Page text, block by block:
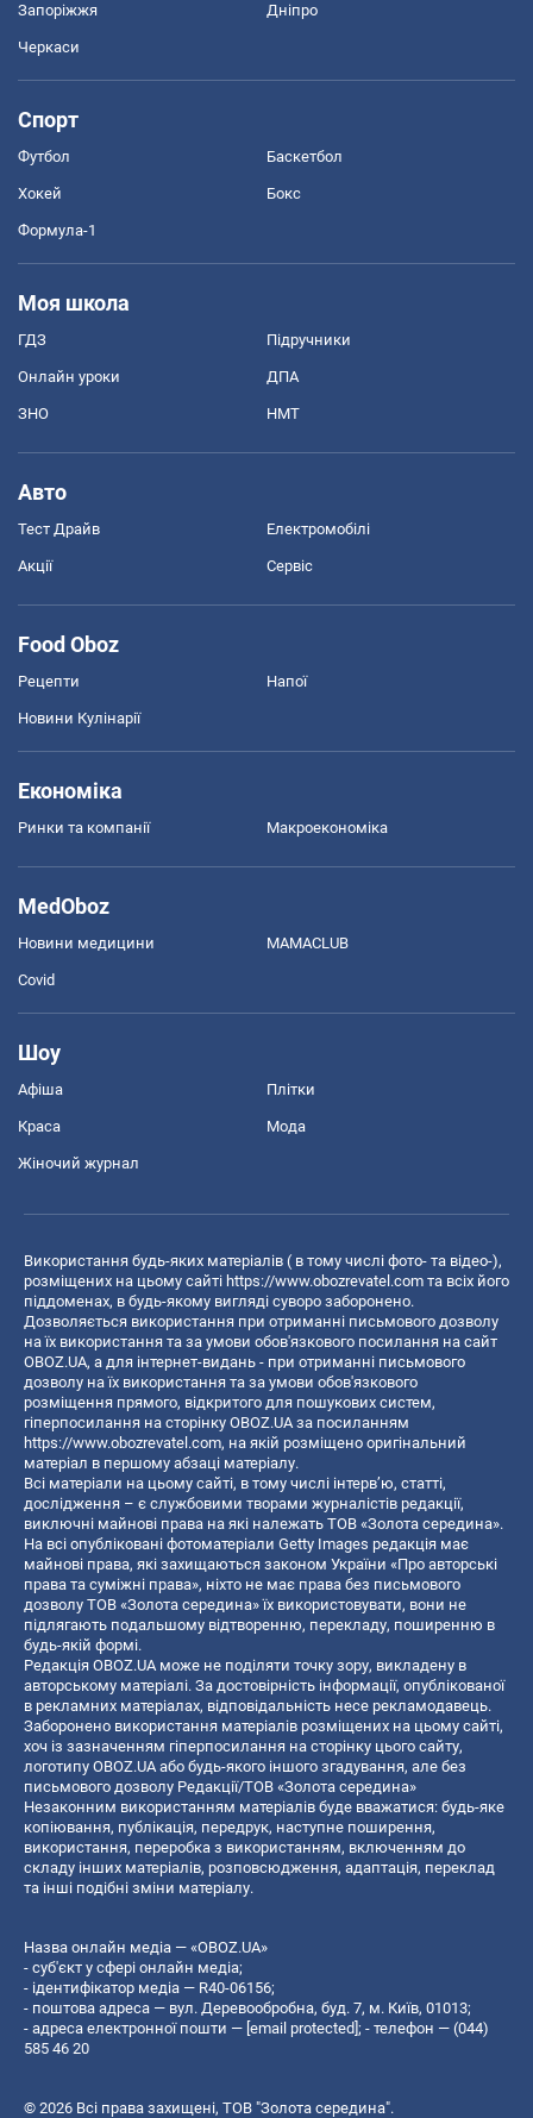
Запоріжжя Дніпро
Черкаси
Спорт
Футбол Баскетбол
Хокей Бокс
Формула-1
Моя школа
ГДЗ Підручники
Онлайн уроки ДПА
ЗНО НМТ
Авто
Тест Драйв Електромобілі
Акції Сервіс
Food Oboz
Рецепти Напої
Новини Кулінарії
Економіка
Ринки та компанії Макроекономіка
MedOboz
Новини медицини MAMACLUB
Covid
Шоу
Афіша Плітки
Краса Мода
Жіночий журнал
Використання будь-яких матеріалів ( в тому числі фото- та відео-),
розміщених на цьому сайті https://www.obozrevatel.com та всіх його
піддоменах, в будь-якому вигляді суворо заборонено.
Дозволяється використання при отриманні письмового дозволу
на їх використання та за умови обов'язкового посилання на сайт
OBOZ.UA, а для інтернет-видань - при отриманні письмового
дозволу на їх використання та за умови обов'язкового
розміщення прямого, відкритого для пошукових систем,
гіперпосилання на сторінку OBOZ.UA за посиланням
https://www.obozrevatel.com, на якій розміщено оригінальний
матеріал в першому абзаці матеріалу.
Всі матеріали на цьому сайті, в тому числі інтерв’ю, статті,
дослідження – є службовими творами журналістів редакції,
виключні майнові права на які належать ТОВ «Золота середина».
На всі опубліковані фотоматеріали Getty Images редакція має
майнові права, які захищаються законом України «Про авторські
права та суміжні права», ніхто не має права без письмового
дозволу ТОВ «Золота середина» їх використовувати, вони не
підлягають подальшому відтворенню, перекладу, поширенню в
будь-якій формі.
Редакція OBOZ.UA може не поділяти точку зору, викладену в
авторському матеріалі. За достовірність інформації, опублікованої
в рекламних матеріалах, відповідальність несе рекламодавець.
Заборонено використання матеріалів розміщених на цьому сайті,
хоч із зазначенням гіперпосилання на сторінку цього сайту,
логотипу OBOZ.UA або будь-якого іншого згадування, але без
письмового дозволу Редакції/ТОВ «Золота середина»
Незаконним використанням матеріалів буде вважатися: будь-яке
копiювання, публiкацiя, передрук, наступне поширення,
використання, переробка з використанням, включенням до
складу інших матеріалів, розповсюдження, адаптація, переклад
та інші подібні зміни матеріалу.
Назва онлайн медіа — «OBOZ.UA»
- суб'єкт у сфері онлайн медіа;
- ідентифікатор медіа — R40-06156;
- поштова адреса — вул. Деревообробна, буд. 7, м. Київ, 01013;
- адреса електронної пошти — [email protected]; - телефон — (044)
585 46 20
© 2026 Всі права захищені, ТОВ "Золота середина".